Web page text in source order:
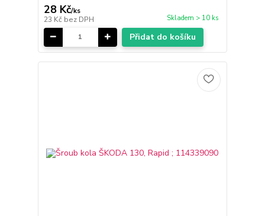
28 Kč/ks
23 Kč bez DPH Skladem > 10 ks
Přidat do košíku